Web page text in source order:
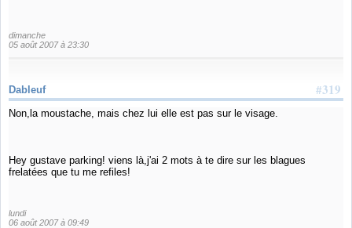
dimanche
05 août 2007 à 23:30
#319
Dableuf
Non,la moustache, mais chez lui elle est pas sur le visage.
Hey gustave parking! viens là,j'ai 2 mots à te dire sur les blagues
frelatées que tu me refiles!
lundi
06 août 2007 à 09:49